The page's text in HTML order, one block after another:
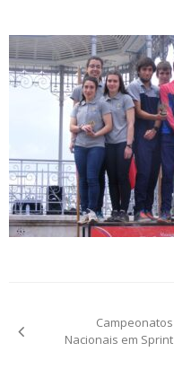
navigation
Campeonatos
Nacionais em Sprint